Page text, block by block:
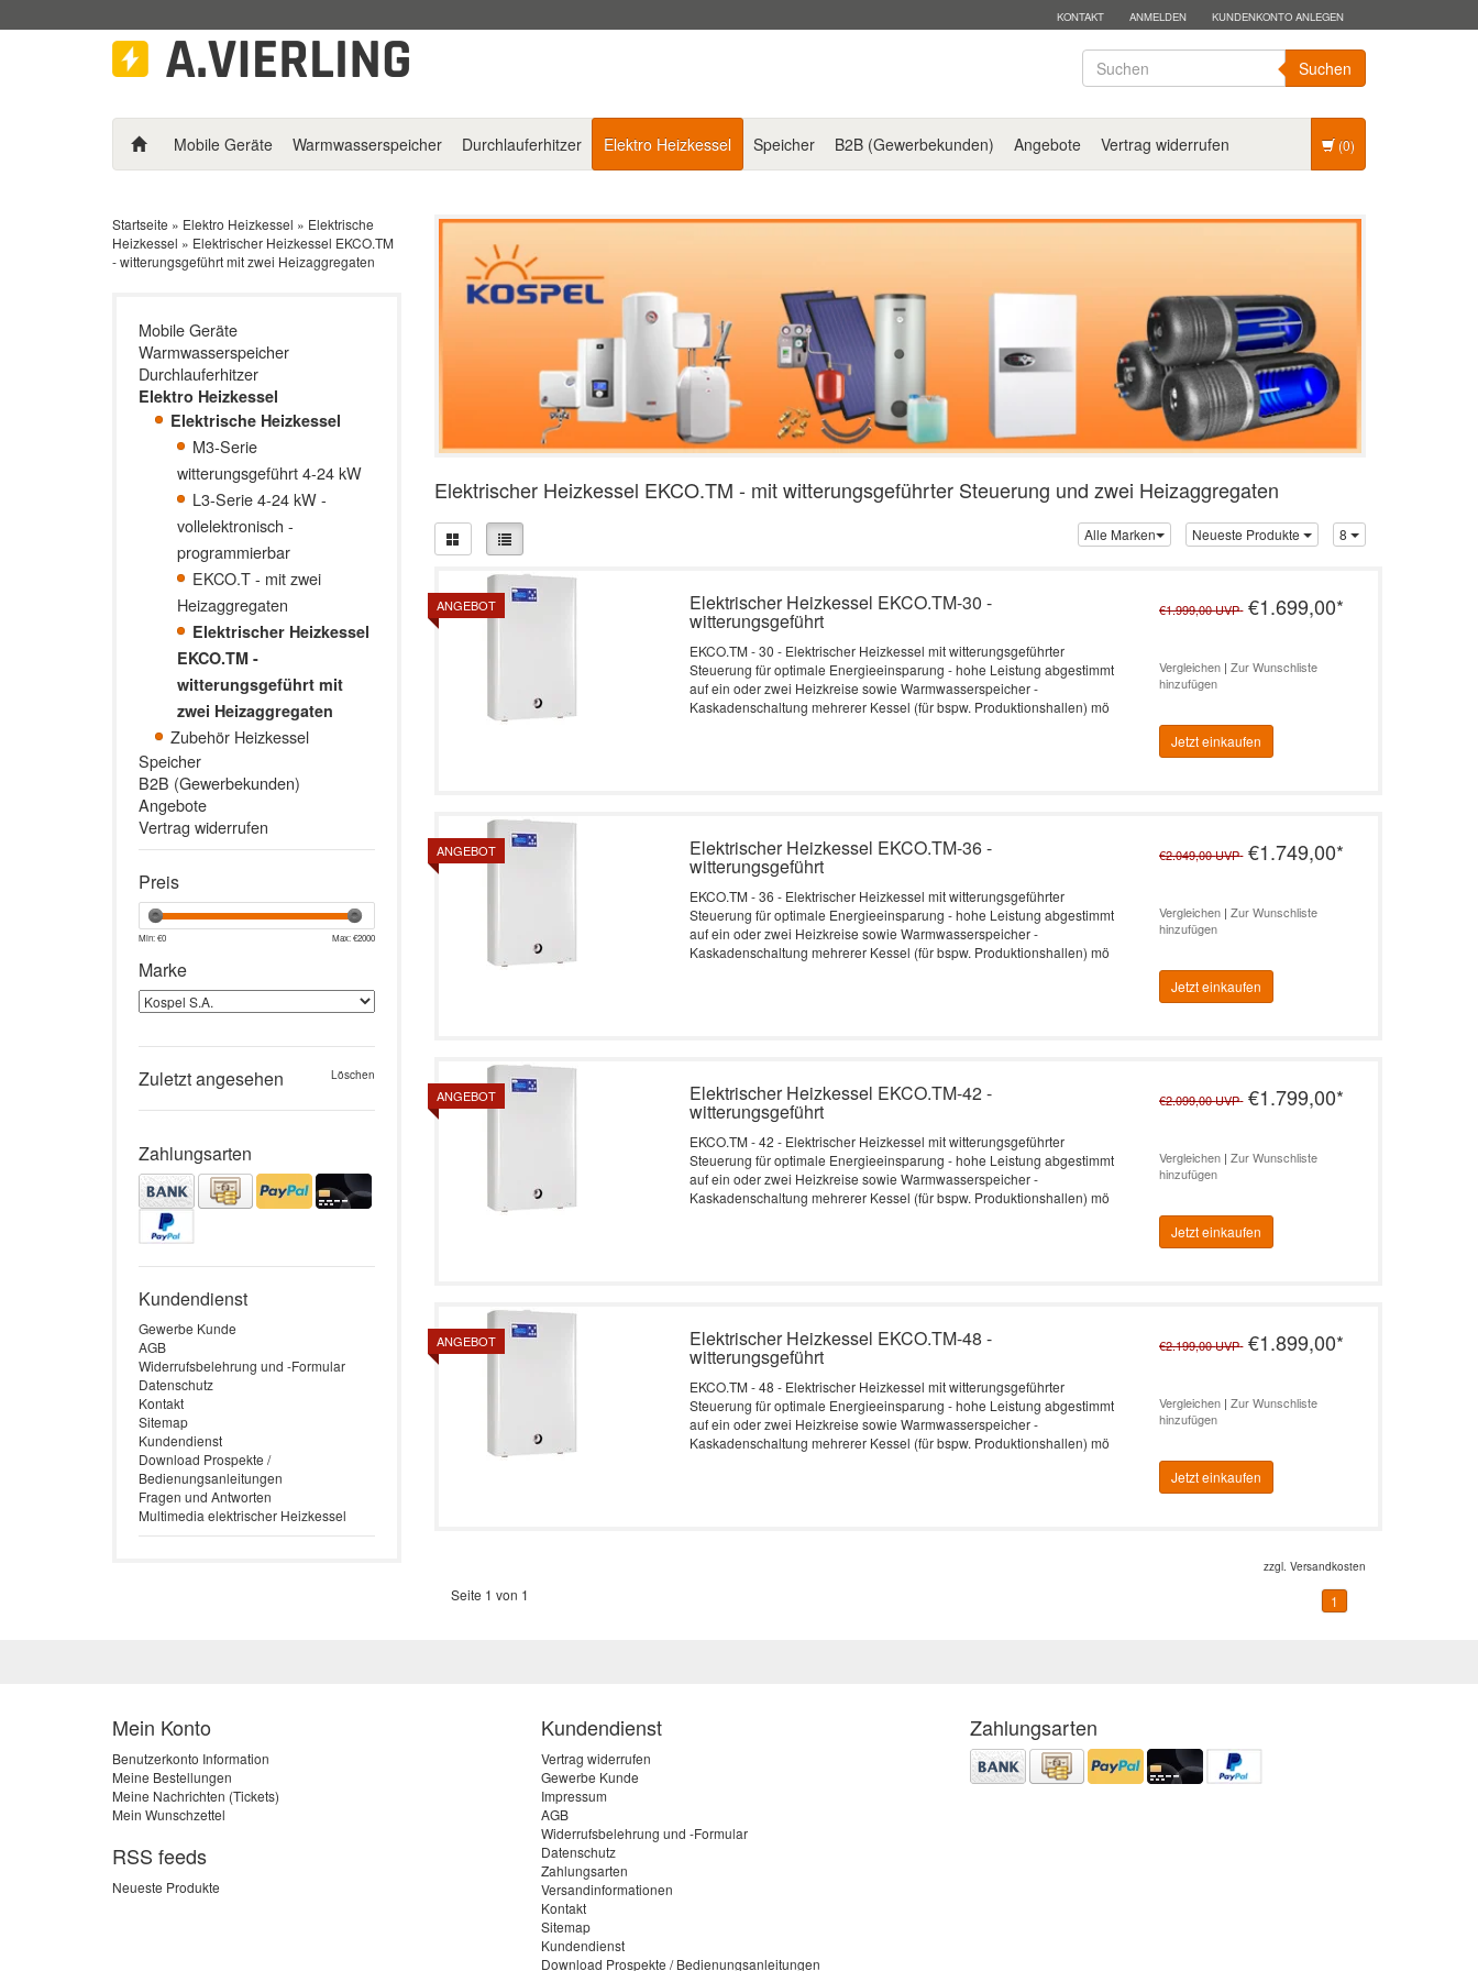
KONTAKT ANMELDEN KUNDENKONTO ANLEGEN
Suchen
Mobile Geräte Warmwasserspeicher Durchlauferhitzer Elektro Heizkessel Speicher B2B (Gewerbekunden) Angebote Vertrag widerrufen (0)
Startseite » Elektro Heizkessel » Elektrische
Heizkessel » Elektrischer Heizkessel EKCO.TM
- witterungsgeführt mit zwei Heizaggregaten
Mobile Geräte
Warmwasserspeicher
Durchlauferhitzer
Elektro Heizkessel
Elektrische Heizkessel
M3-Serie
witterungsgeführt 4-24 kW
L3-Serie 4-24 kW -
vollelektronisch -
programmierbar
EKCO.T - mit zwei
Heizaggregaten
Elektrischer Heizkessel
EKCO.TM -
witterungsgeführt mit
zwei Heizaggregaten
Zubehör Heizkessel
Speicher
B2B (Gewerbekunden)
Angebote
Vertrag widerrufen
Preis
Min: €0 Max: €2000
Marke
Zuletzt angesehen Löschen
Zahlungsarten
Kundendienst
Gewerbe Kunde
AGB
Widerrufsbelehrung und -Formular
Datenschutz
Kontakt
Sitemap
Kundendienst
Download Prospekte /
Bedienungsanleitungen
Fragen und Antworten
Multimedia elektrischer Heizkessel
Elektrischer Heizkessel EKCO.TM - mit witterungsgeführter Steuerung und zwei Heizaggregaten
Alle Marken Neueste Produkte 8
ANGEBOT Elektrischer Heizkessel EKCO.TM-30 -
witterungsgeführt
EKCO.TM - 30 - Elektrischer Heizkessel mit witterungsgeführter
Steuerung für optimale Energieeinsparung - hohe Leistung abgestimmt
auf ein oder zwei Heizkreise sowie Warmwasserspeicher -
Kaskadenschaltung mehrerer Kessel (für bspw. Produktionshallen) mö
€1.999,00UVP €1.699,00*
Vergleichen |Zur Wunschliste
hinzufügen
Jetzt einkaufen
ANGEBOT Elektrischer Heizkessel EKCO.TM-36 -
witterungsgeführt
EKCO.TM - 36 - Elektrischer Heizkessel mit witterungsgeführter
Steuerung für optimale Energieeinsparung - hohe Leistung abgestimmt
auf ein oder zwei Heizkreise sowie Warmwasserspeicher -
Kaskadenschaltung mehrerer Kessel (für bspw. Produktionshallen) mö
€2.049,00UVP €1.749,00*
Vergleichen |Zur Wunschliste
hinzufügen
Jetzt einkaufen
ANGEBOT Elektrischer Heizkessel EKCO.TM-42 -
witterungsgeführt
EKCO.TM - 42 - Elektrischer Heizkessel mit witterungsgeführter
Steuerung für optimale Energieeinsparung - hohe Leistung abgestimmt
auf ein oder zwei Heizkreise sowie Warmwasserspeicher -
Kaskadenschaltung mehrerer Kessel (für bspw. Produktionshallen) mö
€2.099,00UVP €1.799,00*
Vergleichen |Zur Wunschliste
hinzufügen
Jetzt einkaufen
ANGEBOT Elektrischer Heizkessel EKCO.TM-48 -
witterungsgeführt
EKCO.TM - 48 - Elektrischer Heizkessel mit witterungsgeführter
Steuerung für optimale Energieeinsparung - hohe Leistung abgestimmt
auf ein oder zwei Heizkreise sowie Warmwasserspeicher -
Kaskadenschaltung mehrerer Kessel (für bspw. Produktionshallen) mö
€2.199,00UVP €1.899,00*
Vergleichen |Zur Wunschliste
hinzufügen
Jetzt einkaufen
zzgl. Versandkosten
Seite 1 von 1 1
Mein Konto
Benutzerkonto Information
Meine Bestellungen
Meine Nachrichten (Tickets)
Mein Wunschzettel
RSS feeds
Neueste Produkte
Kundendienst
Vertrag widerrufen
Gewerbe Kunde
Impressum
AGB
Widerrufsbelehrung und -Formular
Datenschutz
Zahlungsarten
Versandinformationen
Kontakt
Sitemap
Kundendienst
Download Prospekte / Bedienungsanleitungen
Zahlungsarten